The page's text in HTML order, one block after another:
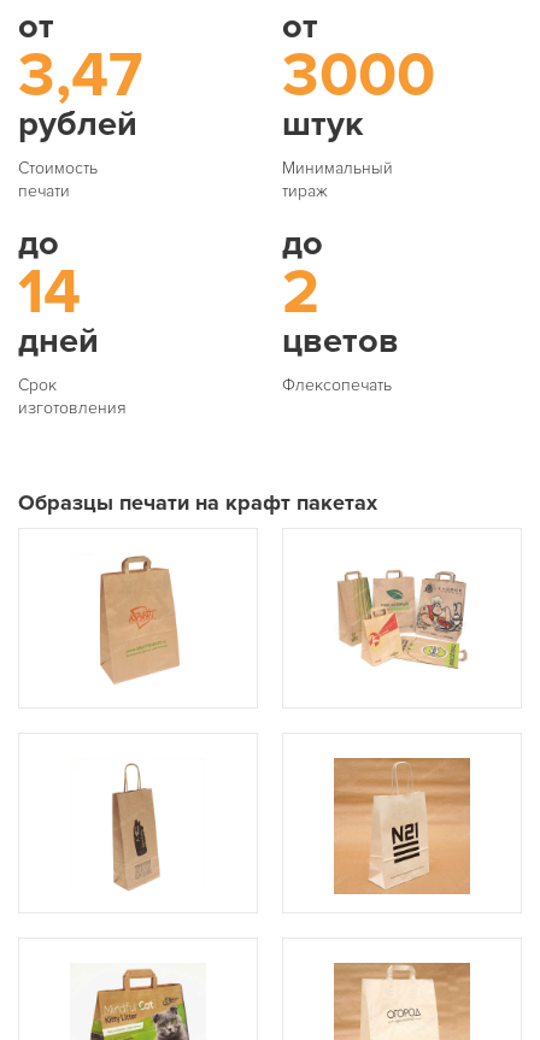
от
3,47
рублей
Стоимость
печати
от
3000
штук
Минимальный
тираж
до
14
дней
Срок
изготовления
до
2
цветов
Флексопечать
Образцы печати на крафт пакетах